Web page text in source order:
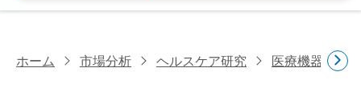
ホーム 市場分析 ヘルスケア研究 医療機器研究